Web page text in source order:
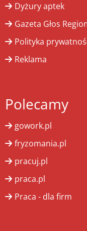
Dyżury aptek
Gazeta Głos
Polityka
Reklama
Polecamy
gowork.pl
fryzomania.pl
pracuj.pl
praca.pl
Praca - dla firm